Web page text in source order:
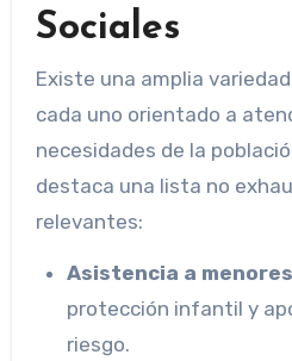
Sociales
Existe una amplia
cada uno orientado a
necesidades de la
destaca una lista no
relevantes:
Asistencia a
protección infantil y
riesgo.